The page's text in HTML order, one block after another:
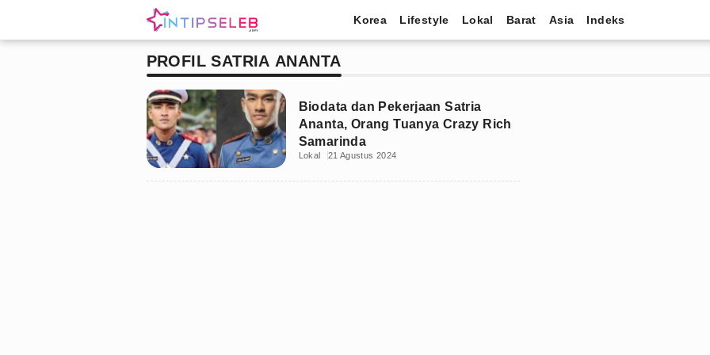
Korea Lifestyle Lokal Barat Asia Indeks
PROFIL SATRIA ANANTA
Biodata dan Pekerjaan Satria
Ananta, Orang Tuanya Crazy Rich
Samarinda
Lokal 21 Agustus 2024